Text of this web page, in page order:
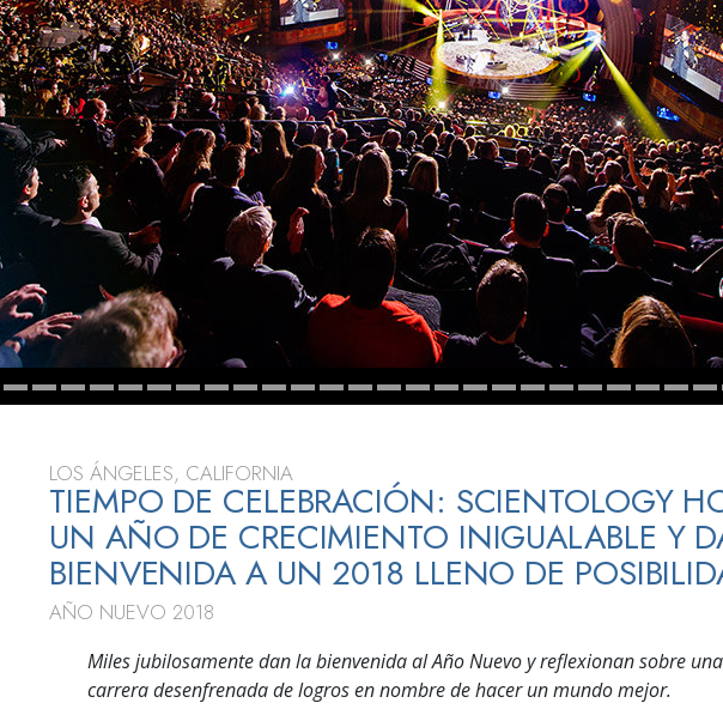
Amor y Odio: ¿Qué es Grandeza?
LOS ÁNGELES, CALIFORNIA
TIEMPO DE CELEBRACIÓN: SCIENTOLOGY
UN AÑO DE CRECIMIENTO INIGUALABLE Y
BIENVENIDA A UN 2018 LLENO DE
AÑO NUEVO 2018
Miles jubilosamente dan la bienvenida al Año Nuevo y reflexionan sobre una
carrera desenfrenada de logros en nombre de hacer un mundo mejor.